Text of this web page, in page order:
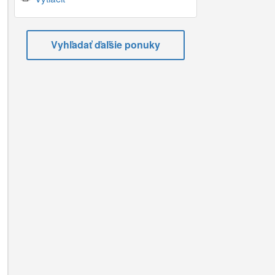
Vyhľadať ďaľšie ponuky